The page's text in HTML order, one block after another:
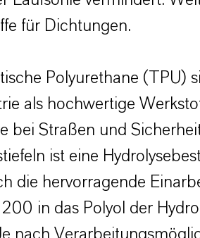
für Dichtungen.
Polyurethane (TPU)
als hochwertige
bei Straßen und
ist eine
die hervorragende
in das Polyol der
nach